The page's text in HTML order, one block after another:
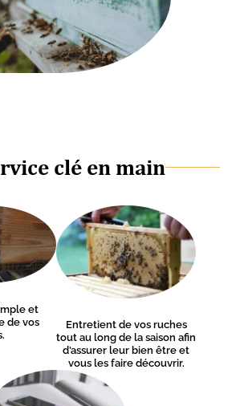
clé en main
et
de vos
Entretient de vos ruches
tout au long de la saison afin
d’assurer leur bien être et
vous les faire découvrir.